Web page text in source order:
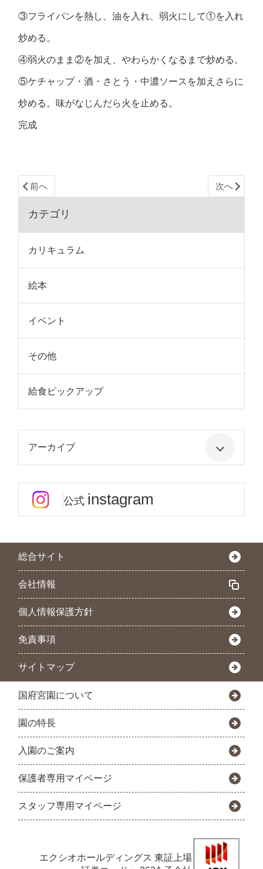
③フライパンを熱し、油を入れ、弱火にして①を入れ
炒める。
④弱火のまま②を加え、やわらかくなるまで炒める。
⑤ケチャップ・酒・さとう・中濃ソースを加えさらに
炒める。味がなじんだら火を止める。
完成
前へ 次へ
カテゴリ
カリキュラム
絵本
イベント
その他
給食ピックアップ
アーカイブ
公式 instagram
総合サイト
会社情報
個人情報保護方針
免責事項
サイトマップ
国府宮園について
園の特長
入園のご案内
保護者専用マイページ
スタッフ専用マイページ
エクシオホールディングス 東証上場